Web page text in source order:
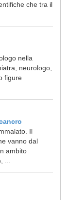
che tra il
nella
neurologo,
figure
Il
vanno dal
ambito